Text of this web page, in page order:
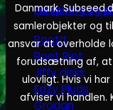
Forspiring og
Root!t
Root Riot
Jiffy disks
Eazy Plugs
Grodan
Danmark.
samlerobjekter og
ansvar at overholde
forudsætning af, at
ulovligt. Hvis vi
afviser vi handlen.